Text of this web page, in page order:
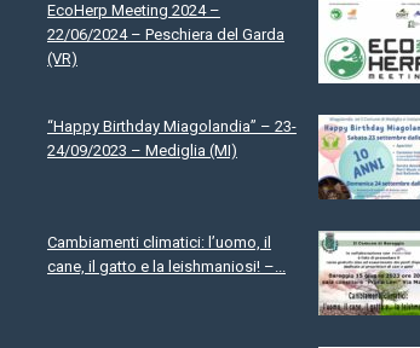
EcoHerp Meeting 2024 –
22/06/2024 – Peschiera del Garda
(VR)
“Happy Birthday Miagolandia” – 23-
24/09/2023 – Mediglia (MI)
Cambiamenti climatici: l’uomo, il
cane, il gatto e la leishmaniosi! –...